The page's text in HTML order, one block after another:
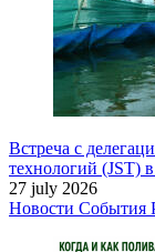
Встреча с
технологий (JST)
27 july 2026
Новости События